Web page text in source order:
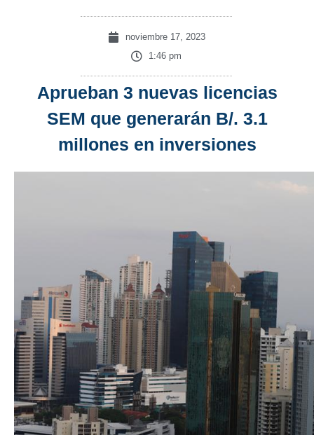
noviembre 17, 2023
1:46 pm
Aprueban 3 nuevas licencias
SEM que generarán B/. 3.1
millones en inversiones